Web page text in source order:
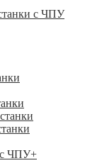
с ЧПУ
ЧПУ+